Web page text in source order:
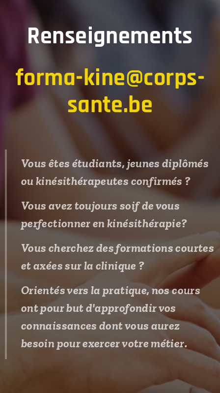
Renseignements
forma-kine@corps-
sante.be
Vous êtes étudiants, jeunes diplômés
ou kinésithérapeutes confirmés ?
Vous avez toujours soif de vous
perfectionner en kinésithérapie?
Vous cherchez des formations courtes
et axées sur la clinique ?
Orientés vers la pratique, nos cours
ont pour but d'approfondir vos
connaissances dont vous aurez
besoin pour exercer votre métier.